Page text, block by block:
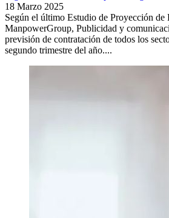
18 Marzo 2025
Según el último Estudio de Proyección de
ManpowerGroup, Publicidad y
previsión de contratación de todos los
segundo trimestre del año....